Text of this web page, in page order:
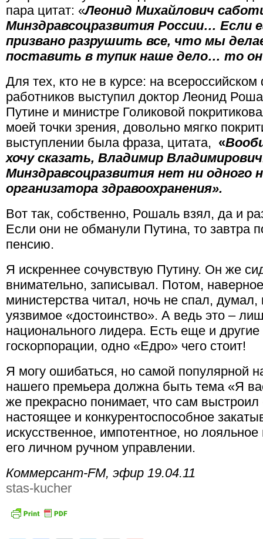
пара цитат: «Леонид Михайлович
Минздравсоцразвития России… Если
призвано разрушить все, что мы
поставить в тупик наше дело… то он
Для тех, кто не в курсе: на
работников выступил доктор Леонид
Путине и министре Голиковой
моей точки зрения, довольно мягко
выступлении была фраза, цитата, «
хочу сказать, Владимир
Минздравсоцразвития нет ни одного
организатора здравоохранения».
Вот так, собственно, Рошаль взял, да и
Если они не обманули Путина, то завтра
пенсию.
Я искреннее сочувствую Путину. Он же
внимательно, записывал. Потом,
министерства читал, ночь не спал, думал,
уязвимое «достоинство». А ведь это –
национального лидера. Есть еще и
госкорпорации, одно «Едро» чего стоит!
Я могу ошибаться, но самой популярной
нашего премьера должна быть тема «Я
же прекрасно понимает, что сам выстроил
настоящее и конкурентоспособное
искусственное, импотентное, но
его личном ручном управлении.
Коммерсант-FM, эфир 19.04.11
stas-kucher